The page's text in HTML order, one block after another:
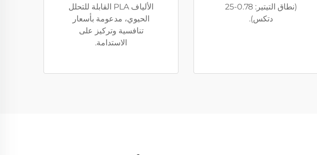
(نطاق التيتير: 0.78-25
دتكس).
الألياف PLA القابلة للتحلل
الحيوي، مدعومة بأسعار
تنافسية وتركيز على
الاستدامة.